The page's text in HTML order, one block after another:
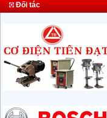
Giá:1285000VND
Máy mài 180mm
Bosch GWS 2200-180
(2000W)
Giá: 3438000VND
(840W)
Đối tác